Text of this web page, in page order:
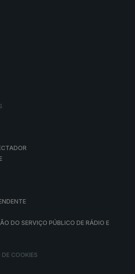
DO SERVIÇO PÚBLICO DE RÁDIO E
COOKIES